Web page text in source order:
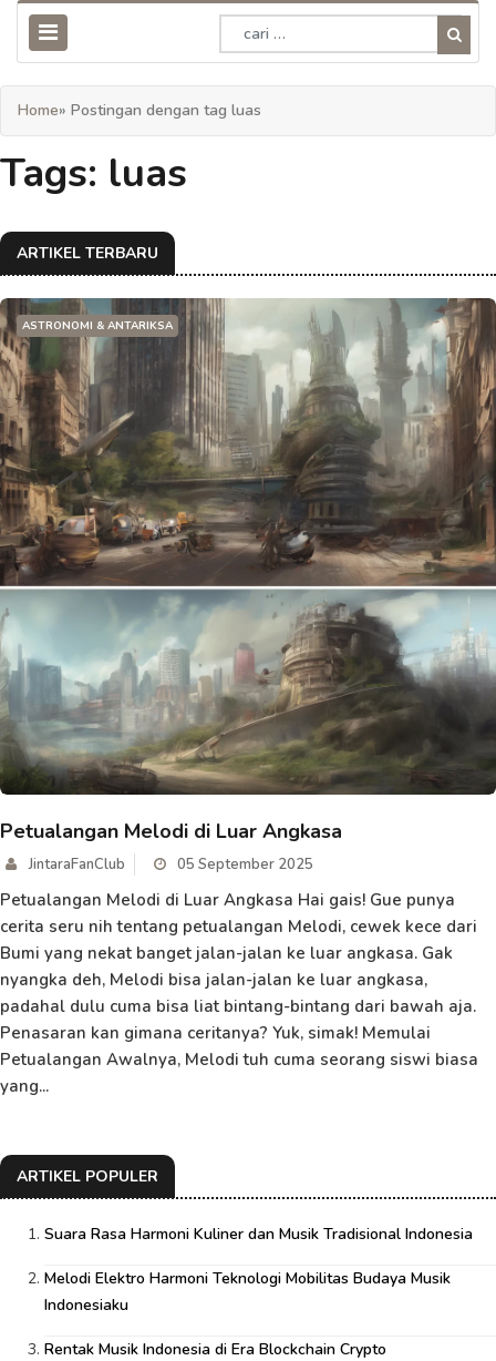
Home» Postingan dengan tag luas
Tags: luas
ARTIKEL TERBARU
ASTRONOMI & ANTARIKSA
Petualangan Melodi di Luar Angkasa
JintaraFanClub 05 September 2025
Petualangan Melodi di Luar Angkasa Hai gais! Gue punya
cerita seru nih tentang petualangan Melodi, cewek kece dari
Bumi yang nekat banget jalan-jalan ke luar angkasa. Gak
nyangka deh, Melodi bisa jalan-jalan ke luar angkasa,
padahal dulu cuma bisa liat bintang-bintang dari bawah aja.
Penasaran kan gimana ceritanya? Yuk, simak! Memulai
Petualangan Awalnya, Melodi tuh cuma seorang siswi biasa
yang...
ARTIKEL POPULER
Suara Rasa Harmoni Kuliner dan Musik Tradisional Indonesia
Melodi Elektro Harmoni Teknologi Mobilitas Budaya Musik
Indonesiaku
Rentak Musik Indonesia di Era Blockchain Crypto